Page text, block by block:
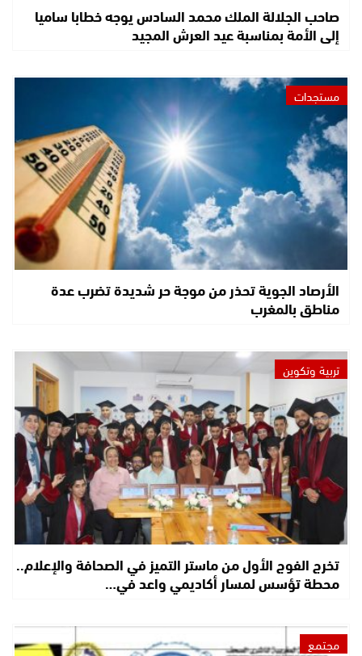
صاحب الجلالة الملك محمد السادس يوجه خطابا ساميا
إلى الأمة بمناسبة عيد العرش المجيد
مستجدات
الأرصاد الجوية تحذر من موجة حر شديدة تضرب عدة
مناطق بالمغرب
تربية وتكوين
تخرج الفوج الأول من ماستر التميز في الصحافة والإعلام..
محطة تؤسس لمسار أكاديمي واعد في…
مجتمع